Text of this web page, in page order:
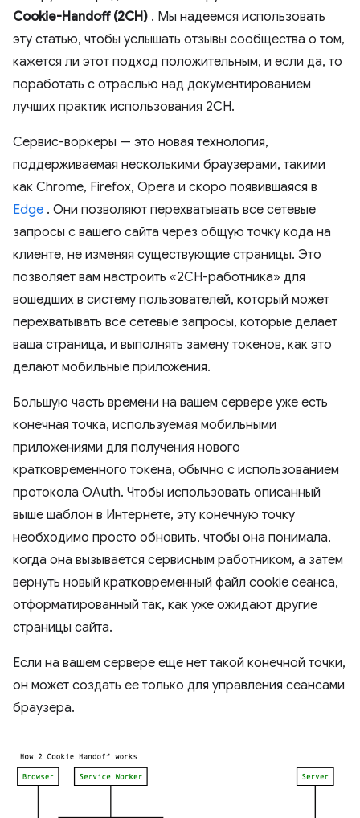
Cookie-Handoff (2CH) . Мы надеемся использовать
эту статью, чтобы услышать отзывы сообщества о том,
кажется ли этот подход положительным, и если да, то
поработать с отраслью над документированием
лучших практик использования 2CH.
Сервис-воркеры — это новая технология,
поддерживаемая несколькими браузерами, такими
как Chrome, Firefox, Opera и скоро появившаяся в
Edge . Они позволяют перехватывать все сетевые
запросы с вашего сайта через общую точку кода на
клиенте, не изменяя существующие страницы. Это
позволяет вам настроить «2CH-работника» для
вошедших в систему пользователей, который может
перехватывать все сетевые запросы, которые делает
ваша страница, и выполнять замену токенов, как это
делают мобильные приложения.
Большую часть времени на вашем сервере уже есть
конечная точка, используемая мобильными
приложениями для получения нового
кратковременного токена, обычно с использованием
протокола OAuth. Чтобы использовать описанный
выше шаблон в Интернете, эту конечную точку
необходимо просто обновить, чтобы она понимала,
когда она вызывается сервисным работником, а затем
вернуть новый кратковременный файл cookie сеанса,
отформатированный так, как уже ожидают другие
страницы сайта.
Если на вашем сервере еще нет такой конечной точки,
он может создать ее только для управления сеансами
браузера.